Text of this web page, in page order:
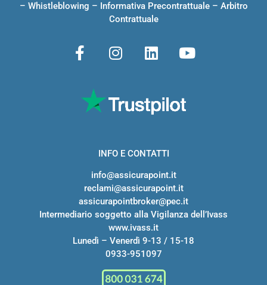
– Whistleblowing – Informativa Precontrattuale– Arbitro
Contrattuale
INFO E CONTATTI
info@assicurapoint.it
reclami@assicurapoint.it
assicurapointbroker@pec.it
Intermediario soggetto alla Vigilanza dell’Ivass
www.ivass.it
Lunedì – Venerdì 9-13 / 15-18
0933-951097